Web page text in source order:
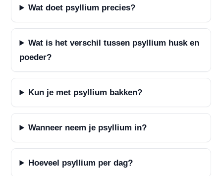
Wat doet psyllium precies?
Wat is het verschil tussen psyllium husk en
poeder?
Kun je met psyllium bakken?
Wanneer neem je psyllium in?
Hoeveel psyllium per dag?